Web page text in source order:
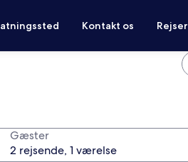
Kontakt os Rejser
Gæster